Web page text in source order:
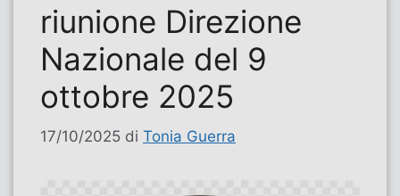
riunione Direzione
Nazionale del 9
ottobre 2025
17/10/2025 di Tonia Guerra